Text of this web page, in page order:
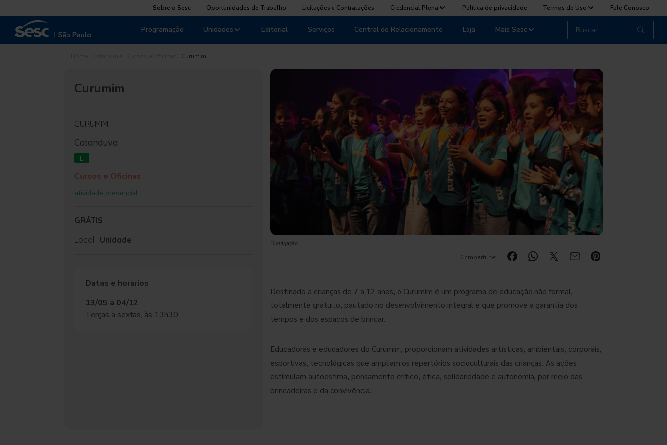
Sobre o Sesc Oportunidades de Trabalho Licitações e Contratações Credencial Plena Política de privacidade Termos de Uso Fale Conosco
Unidades
Programação Editorial Serviços Central de Relacionamento Loja Mais Sesc
Curumim
Curumim
CURUMIM
Catanduva
L
Cursos e Oficinas
atividade presencial
GRÁTIS
Local: Unidade
Datas e horários
13/05 a 04/12
Terças a sextas, às 13h30
Divulgação
Compartilhe:
Destinado a crianças de 7 a 12 anos, o Curumim é um programa de educação não formal,
totalmente gratuito, pautado no desenvolvimento integral e que promove a garantia dos
tempos e dos espaços de brincar.
Educadoras e educadores do Curumim, proporcionam atividades artísticas, ambientais, corporais,
esportivas, tecnológicas que ampliam os repertórios socioculturais das crianças. As ações
estimulam autoestima, pensamento crítico, ética, solidariedade e autonomia, por meio das
brincadeiras e da convivência.